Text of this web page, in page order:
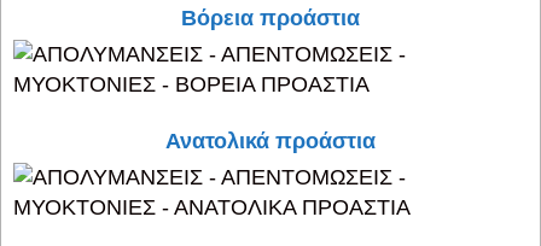
Βόρεια προάστια
Ανατολικά προάστια